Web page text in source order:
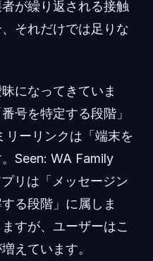
が繰り返される接触
それだけでは足りな
になってきていま
号を特定する段階」
ーリンクは「端末を
Seen: WA Family
リは「メッセージン
る段階」に属しま
すが、ユーザーはこ
えています。